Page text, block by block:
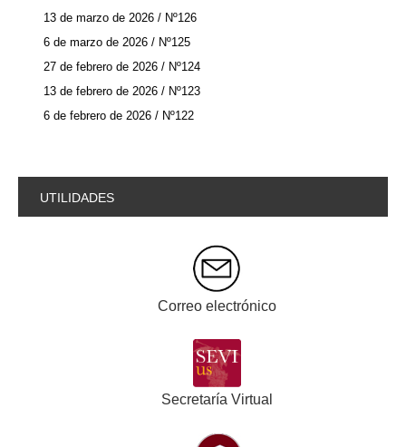
13 de marzo de 2026 / Nº126
6 de marzo de 2026 / Nº125
27 de febrero de 2026 / Nº124
13 de febrero de 2026 / Nº123
6 de febrero de 2026 / Nº122
UTILIDADES
Correo electrónico
Secretaría Virtual